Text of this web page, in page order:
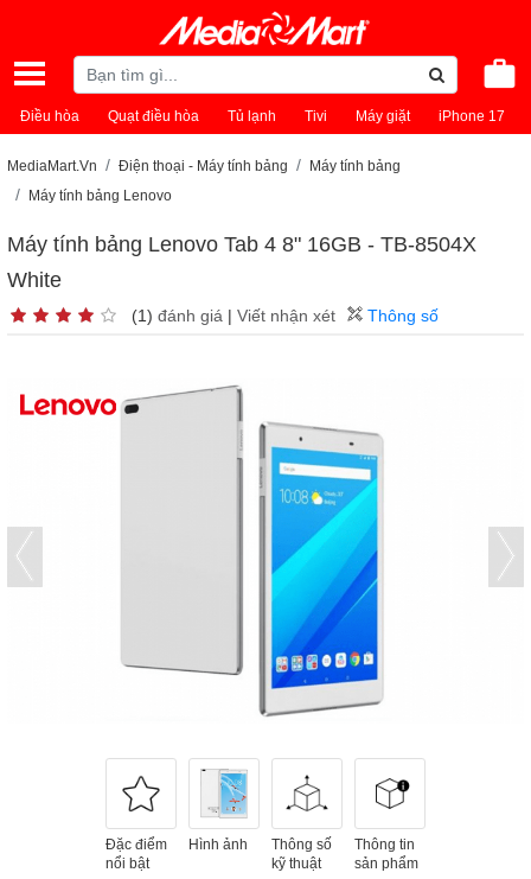
Điều hòa Quạt điều hòa Tủ lạnh Tivi Máy giặt iPhone 17
MediaMart.Vn Điện thoại - Máy tính bảng
Máy tính bảng
Máy tính bảng Lenovo
Máy tính bảng Lenovo Tab 4 8" 16GB - TB-8504X
White
(1) đánh giá | Viết nhận xét Thông số
Đặc điểm
nổi bật
Hình ảnh
Thông số
kỹ thuật
Thông tin
sản phẩm